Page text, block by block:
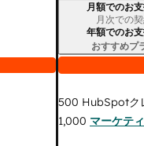
請求期間月額でのお
月次での
年額でのお
おすすめプ
500 HubSpotク
1,000 マーケテ